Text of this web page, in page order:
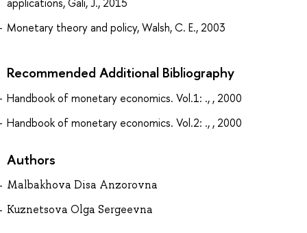
applications, Gali, J., 2015
Monetary theory and policy, Walsh, C. E., 2003
Recommended Additional Bibliography
Handbook of monetary economics. Vol.1: ., , 2000
Handbook of monetary economics. Vol.2: ., , 2000
Authors
Malbakhova Disa Anzorovna
Kuznetsova Olga Sergeevna